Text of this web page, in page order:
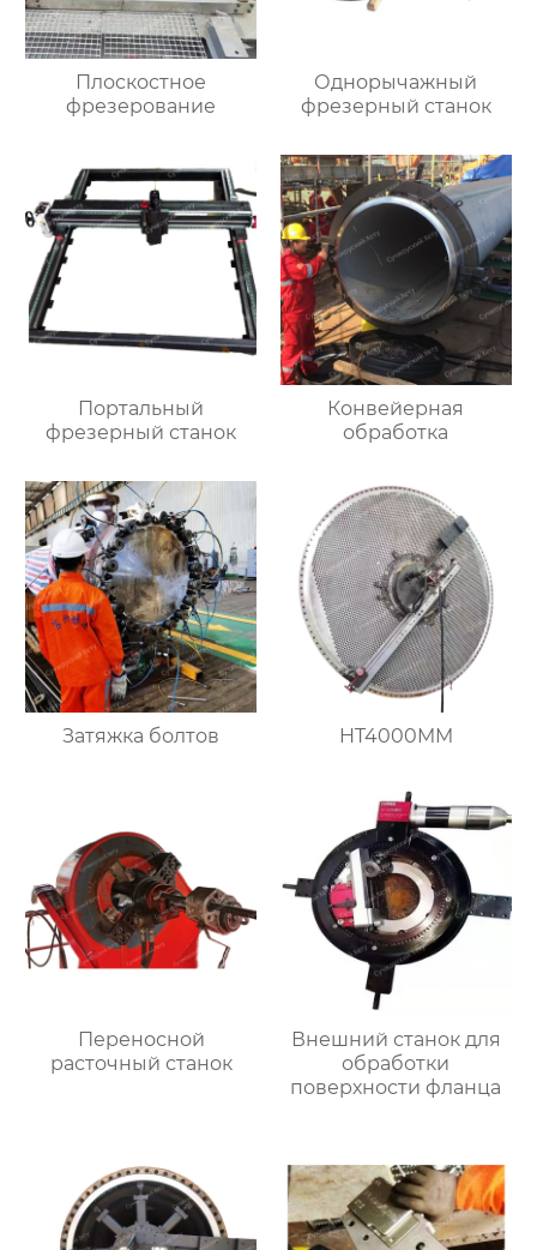
Плоскостное
фрезерование
Однорычажный
фрезерный станок
Портальный
фрезерный станок
Конвейерная
обработка
Затяжка болтов HT4000MM
Переносной
расточный станок
Внешний станок для
обработки
поверхности фланца